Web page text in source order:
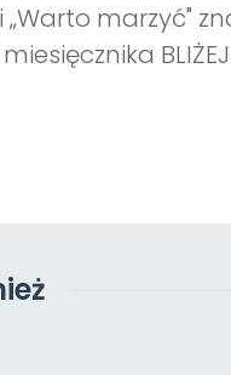
marzyć"
BLIŻEJ